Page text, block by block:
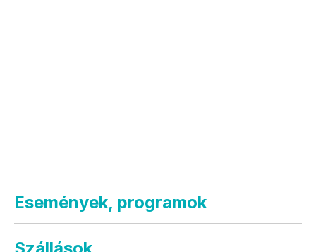
Események, programok